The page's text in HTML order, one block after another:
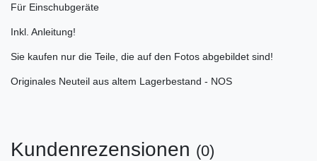
Für Einschubgeräte
Inkl. Anleitung!
Sie kaufen nur die Teile, die auf den Fotos abgebildet sind!
Originales Neuteil aus altem Lagerbestand - NOS
Kundenrezensionen (0)